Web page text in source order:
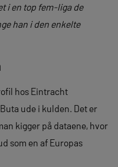
i en top fem-liga de
han i den enkelte
hos Eintracht
ude i kulden. Det er
kigger på dataene, hvor
som en af Europas